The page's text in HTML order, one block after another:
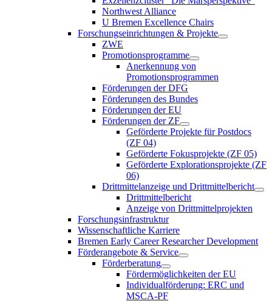
Northwest Alliance
U Bremen Excellence Chairs
Forschungseinrichtungen & Projekte
ZWE
Promotionsprogramme
Anerkennung von
Promotionsprogrammen
Förderungen der DFG
Förderungen des Bundes
Förderungen der EU
Förderungen der ZF
Geförderte Projekte für Postdocs
(ZF 04)
Geförderte Fokusprojekte (ZF 05)
Geförderte Explorationsprojekte (ZF
06)
Drittmittelanzeige und Drittmittelbericht
Drittmittelbericht
Anzeige von Drittmittelprojekten
Forschungsinfrastruktur
Wissenschaftliche Karriere
Bremen Early Career Researcher Development
Förderangebote & Service
Förderberatung
Fördermöglichkeiten der EU
Individualförderung: ERC und
MSCA-PF